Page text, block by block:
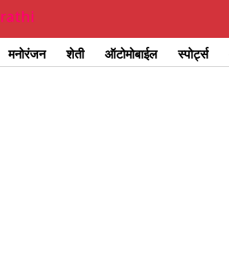
मनोरंजन शेती ऑटोमोबाईल स्पोर्ट्स